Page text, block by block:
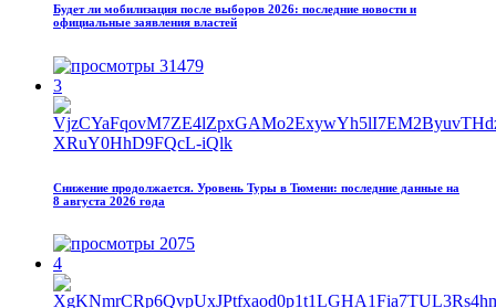
Будет ли мобилизация после выборов 2026: последние новости и
официальные заявления властей
31479
3
Снижение продолжается. Уровень Туры в Тюмени: последние данные на
8 августа 2026 года
2075
4